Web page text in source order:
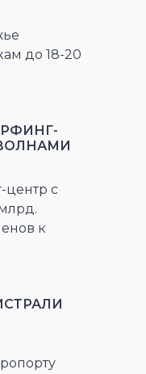
до 18-20
центр с
к